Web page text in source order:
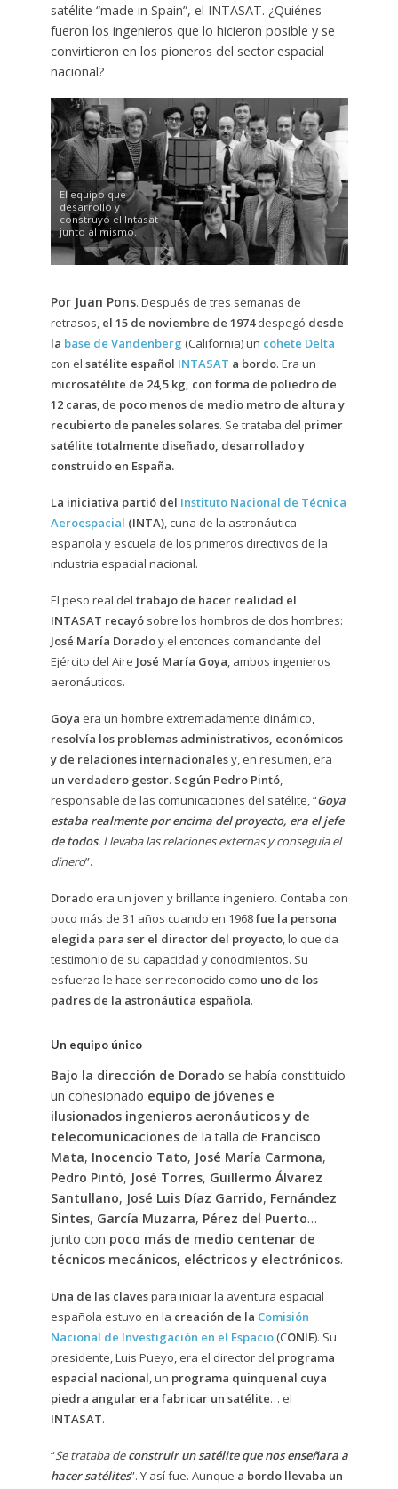
satélite “made in Spain”, el INTASAT. ¿Quiénes
fueron los ingenieros que lo hicieron posible y se
convirtieron en los pioneros del sector espacial
nacional?
El equipo que
desarrolló y
construyó el Intasat
junto al mismo.
Por Juan Pons. Después de tres semanas de
retrasos, el 15 de noviembre de 1974despegó desde
la base de Vandenberg (California) un cohete Delta
con el satélite español INTASAT a bordo. Era un
microsatélite de 24,5 kg, con forma de poliedro de
12 caras, de poco menos de medio metro de altura y
recubierto de paneles solares. Se trataba del primer
satélite totalmente diseñado, desarrollado y
construido en España.
La iniciativa partió del Instituto Nacional de Técnica
Aeroespacial (INTA), cuna de la astronáutica
española y escuela de los primeros directivos de la
industria espacial nacional.
El peso real del trabajo de hacer realidad el
INTASAT recayó sobre los hombros de dos hombres:
José María Doradoy el entonces comandante del
Ejército del Aire José María Goya, ambos ingenieros
aeronáuticos.
Goya era un hombre extremadamente dinámico,
resolvía los problemas administrativos, económicos
y de relaciones internacionalesy, en resumen, era
un verdadero gestor. Según Pedro Pintó,
responsable de las comunicaciones del satélite, “Goya
estaba realmente por encima del proyecto, era el jefe
de todos. Llevaba las relaciones externas y conseguía el
dinero”.
Doradoera un joven y brillante ingeniero. Contaba con
poco más de 31 años cuando en 1968fue la persona
elegida para ser el director del proyecto, lo que da
testimonio de su capacidad y conocimientos. Su
esfuerzo le hace ser reconocido como uno de los
padres de la astronáutica española.
Un equipo único
Bajo la dirección de Dorado se había constituido
un cohesionado equipo de jóvenes e
ilusionados ingenieros aeronáuticos y de
telecomunicaciones de la talla de Francisco
Mata, Inocencio Tato, José María Carmona,
Pedro Pintó, José Torres, Guillermo Álvarez
Santullano, José Luis Díaz Garrido, Fernández
Sintes, García Muzarra, Pérez del Puerto…
junto con poco más de medio centenar de
técnicos mecánicos, eléctricos y electrónicos.
Una de las clavespara iniciar la aventura espacial
española estuvo en la creación de la Comisión
Nacional de Investigación en el Espacio(CONIE). Su
presidente, Luis Pueyo, era el director del programa
espacial nacional, un programa quinquenal cuya
piedra angular era fabricar un satélite… el
INTASAT.
“Se trataba deconstruir un satélite que nos enseñara a
hacer satélites”. Y así fue. Aunque a bordo llevaba un